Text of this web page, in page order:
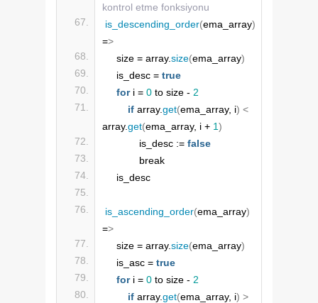
kontrol etme fonksiyonu
is_descending_order(ema_array)
=>
    size = array.
size(ema_array)
    is_desc =
true
for i = 0 to size - 2
if array.get(ema_array, i) <
array.get(ema_array, i + 1)
            is_desc :=
false
            break
    is_desc
is_ascending_order(ema_array)
=>
    size = array.
size(ema_array)
    is_asc =
true
for i = 0 to size - 2
if array.get(ema_array, i) >